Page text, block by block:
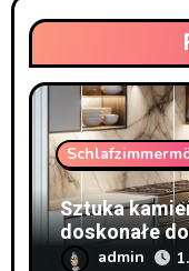
Sztuka
doskonałe
admin